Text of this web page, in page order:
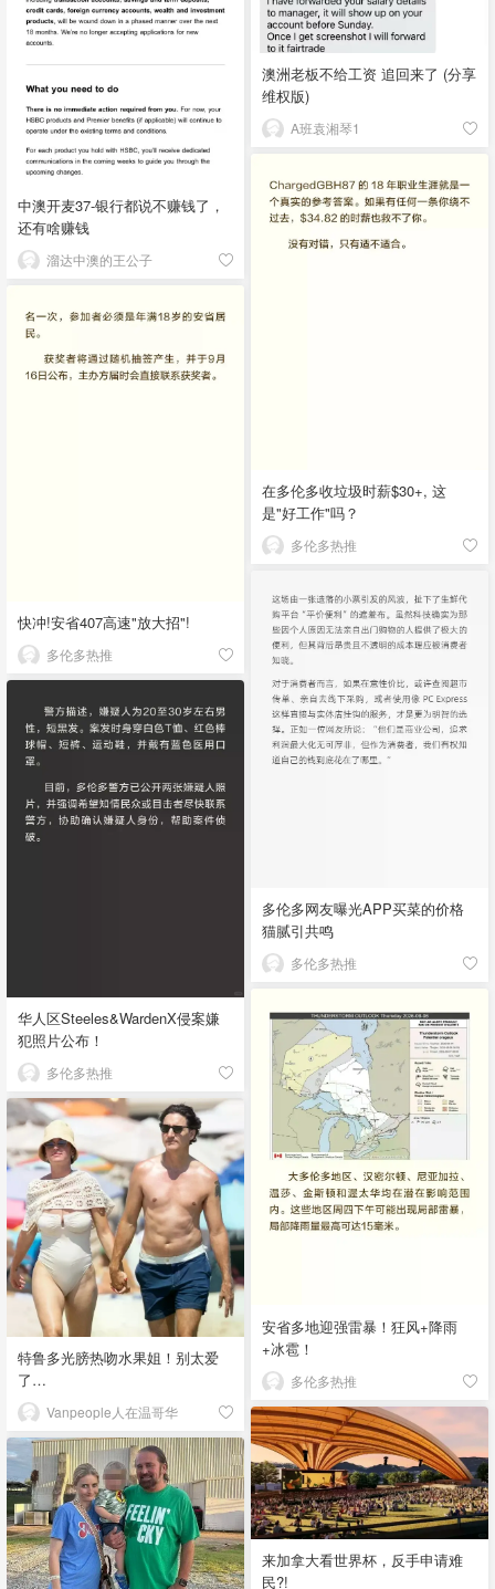
中澳开麦37-银行都说不赚钱了，
还有啥赚钱
溜达中澳的王公子
澳洲老板不给工资 追回来了 (分享
维权版)
A班袁湘琴1
在多伦多收垃圾时薪$30+, 这
是"好工作"吗？
多伦多热推
快冲!安省407高速"放大招"!
多伦多热推
多伦多网友曝光APP买菜的价格
猫腻引共鸣
多伦多热推
华人区Steeles&WardenX侵案嫌
犯照片公布！
多伦多热推
安省多地迎强雷暴！狂风+降雨
+冰雹！
多伦多热推
特鲁多光膀热吻水果姐！别太爱
了…
Vanpeople人在温哥华
来加拿大看世界杯，反手申请难
民?!